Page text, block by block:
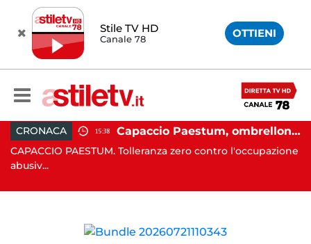
Stile TV HD
Canale 78 OTTIENI
CRONACA 15:38 Capaccio Paestum, ombrellone selvaggio: blitz della Municipale, sgomberate tutte le spiagge libere
CAPACCIO PAESTUM. Tolleranza zero contro l'occupazione
abusiv...